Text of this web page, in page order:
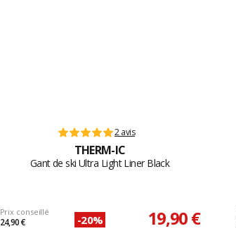
2 avis
THERM-IC
Gant de ski Ultra Light Liner Black
Prix conseillé
24,90 € -20% 19,90 €